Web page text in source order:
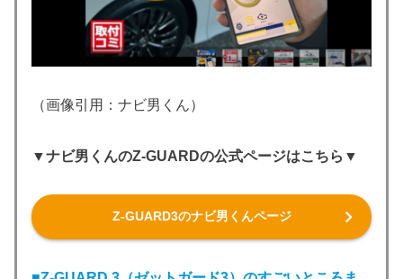
（画像引用：ナビ男くん）
▼ナビ男くんのZ-GUARDの公式ページはこちら▼
Z-GUARD3のナビ男くんページ